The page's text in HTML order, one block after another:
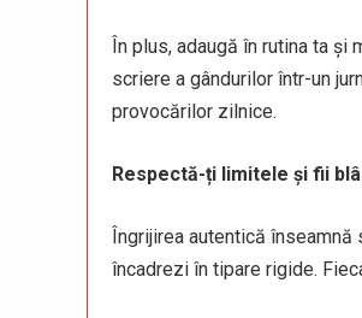
În plus, adaugă în rutina ta
scriere a gândurilor într-un
provocărilor zilnice.
Respectă-ți limitele și fii
Îngrijirea autentică
încadrezi în tipare rigide.